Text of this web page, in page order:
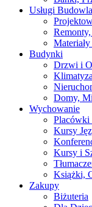
Usługi
Budynki
Drzwi i
Domy,
Wychowanie
Placówki
Kursy
Kursy i
Książki,
Zakupy
Biżuteria